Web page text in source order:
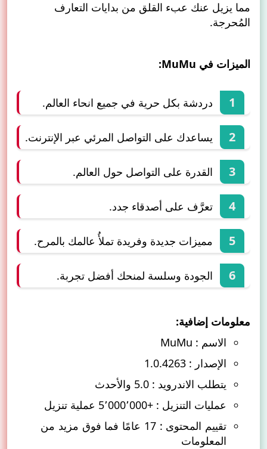
مما يزيل عنك عبء القلق من بدايات التعارف
المُحرجة.
الميزات في MuMu:
دردشة بكل حرية في جميع انحاء العالم.
يساعدك على التواصل المرئي عبر الإنترنت.
القدرة على التواصل حول العالم.
تعرَّف على أصدقاء جدد.
مميزات جديدة وفريدة تملأُ عالمك بالمرح.
الجودة وسلسة لمنحك أفضل تجربة.
معلومات إضافية:
الاسم : MuMu
الإصدار : 1.0.4263
يتطلب الاندرويد : 5.0 والأحدث
عمليات التنزيل : +5٬000٬000 عملية تنزيل
تقييم المحتوى : 17 عامًا فما فوق مزيد من
المعلومات